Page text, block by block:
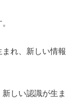
れ、新しい情報
しい認識が生ま